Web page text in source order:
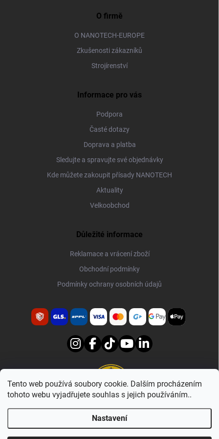
Tento web používá soubory cookie. Dalším procházením
tohoto webu vyjadřujete souhlas s jejich používáním..
Nastavení
O firmě
O NANOTECH-EUROPE
Zkušenosti zákazníků
Strojírenství
Informace pro vás
Podpora
Časté dotazy
Doprava a platba
Sledujte a spravujte své objednávky
Kde můžete zakoupit přísady NANOTECH
Aktuality
Velkoobchod
Důležité informace
Reklamace a vrácení zboží
Obchodní podmínky
Podmínky ochrany osobních údajů
www.nanotech-europe.cz